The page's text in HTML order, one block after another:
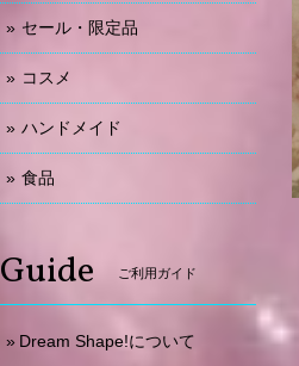
セール・限定品
コスメ
ハンドメイド
食品
Guide ご利用ガイド
Dream Shape!について